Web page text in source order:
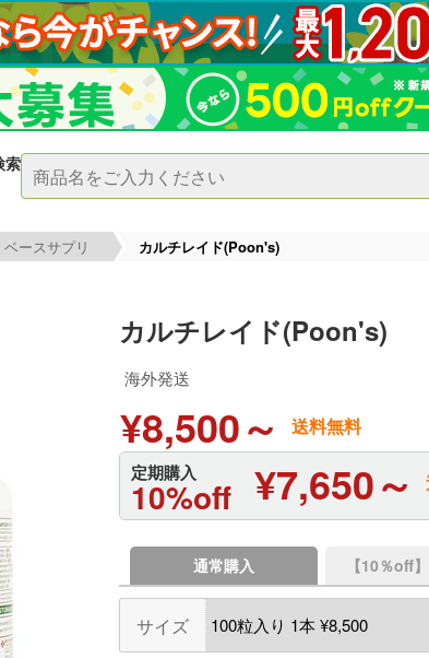
索
ースサプリ カルチレイド(Poon's)
カルチレイド(Poon's)
海外発送
¥8,500～ 送料無料
定期購入
10%off ¥7,650～
通常購入 【10％off
サイズ